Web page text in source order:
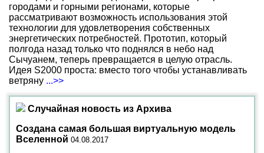
городами и горными регионами, которые
рассматривают возможность использования этой
технологии для удовлетворения собственных
энергетических потребностей. Прототип, который
полгода назад только что поднялся в небо над
Сычуанем, теперь превращается в целую отрасль.
Идея S2000 проста: вместо того чтобы устанавливать
ветряну ...>>
Случайная новость из Архива
Создана самая большая виртуальную модель
Вселенной 04.08.2017